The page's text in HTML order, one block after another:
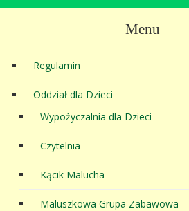
Menu
Regulamin
Oddział dla Dzieci
Wypożyczalnia dla Dzieci
Czytelnia
Kącik Malucha
Maluszkowa Grupa Zabawowa